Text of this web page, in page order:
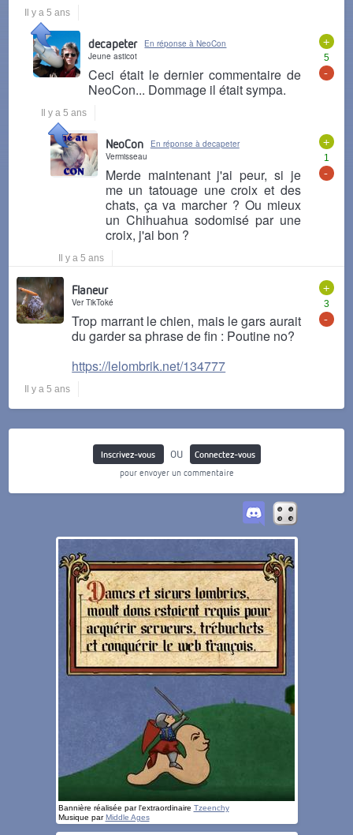
Il y a 5 ans
+
5
-
decapeter
En réponse à NeoCon
Jeune asticot
Ceci était le dernier commentaire de
NeoCon... Dommage il était sympa.
Il y a 5 ans
+
1
-
NeoCon
En réponse à decapeter
Vermisseau
Merde maintenant j'ai peur, si je
me un tatouage une croix et des
chats, ça va marcher ? Ou mieux
un Chihuahua sodomisé par une
croix, j'ai bon ?
Il y a 5 ans
+
3
-
Flaneur
Ver TikToké
Trop marrant le chien, mais le gars aurait
du garder sa phrase de fin : Poutine no?
https://lelombrik.net/134777
Il y a 5 ans
Inscrivez-vous ou
Connectez-vous
pour envoyer un commentaire
Bannière réalisée par l'extraordinaire Tzeenchy
Musique parMiddle Ages